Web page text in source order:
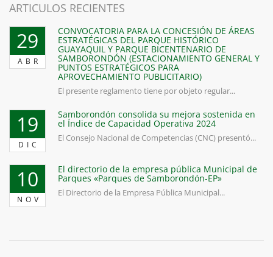
ARTICULOS RECIENTES
29
ABR
CONVOCATORIA PARA LA CONCESIÓN DE ÁREAS
ESTRATÉGICAS DEL PARQUE HISTÓRICO
GUAYAQUIL Y PARQUE BICENTENARIO DE
SAMBORONDÓN (ESTACIONAMIENTO GENERAL Y
PUNTOS ESTRATÉGICOS PARA
APROVECHAMIENTO PUBLICITARIO)
El presente reglamento tiene por objeto regular...
19
DIC
Samborondón consolida su mejora sostenida en
el Índice de Capacidad Operativa 2024
El Consejo Nacional de Competencias (CNC) presentó...
10
NOV
El directorio de la empresa pública Municipal de
Parques «Parques de Samborondón-EP»
El Directorio de la Empresa Pública Municipal...